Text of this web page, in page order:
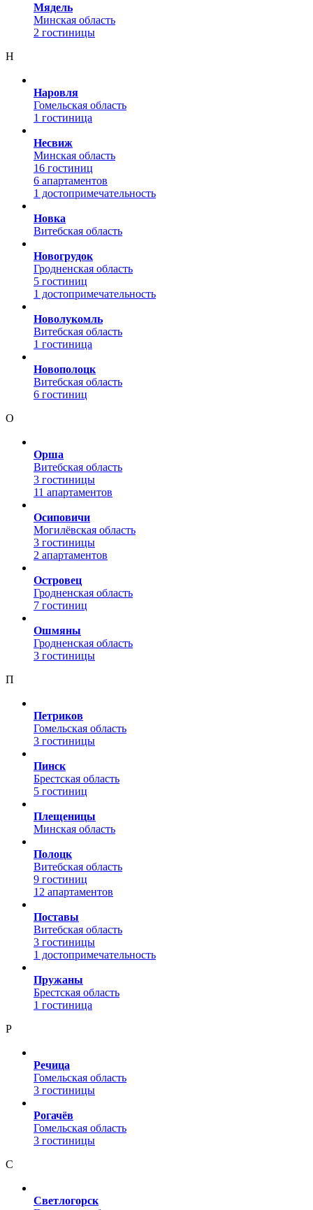
Мядель
Минская область
2 гостиницы
Н
Наровля
Гомельская область
1 гостиница
Несвиж
Минская область
16 гостиниц
6 апартаментов
1 достопримечательность
Новка
Витебская область
Новогрудок
Гродненская область
5 гостиниц
1 достопримечательность
Новолукомль
Витебская область
1 гостиница
Новополоцк
Витебская область
6 гостиниц
О
Орша
Витебская область
3 гостиницы
11 апартаментов
Осиповичи
Могилёвская область
3 гостиницы
2 апартаментов
Островец
Гродненская область
7 гостиниц
Ошмяны
Гродненская область
3 гостиницы
П
Петриков
Гомельская область
3 гостиницы
Пинск
Брестская область
5 гостиниц
Плещеницы
Минская область
Полоцк
Витебская область
9 гостиниц
12 апартаментов
Поставы
Витебская область
3 гостиницы
1 достопримечательность
Пружаны
Брестская область
1 гостиница
Р
Речица
Гомельская область
3 гостиницы
Рогачёв
Гомельская область
3 гостиницы
С
Светлогорск